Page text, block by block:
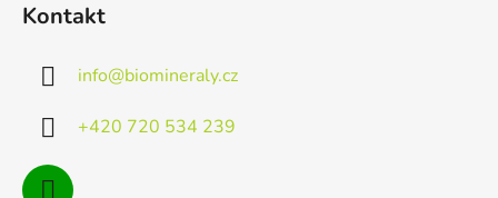
Kontakt
info@biomineraly.cz
+420 720 534 239